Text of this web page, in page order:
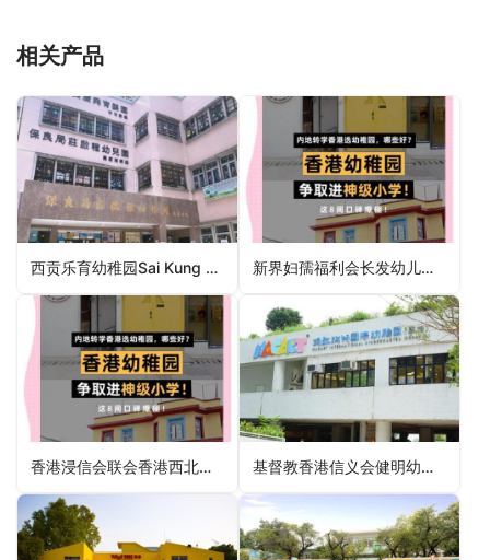
相关产品
西贡乐育幼稚园Sai Kung Lok-Yuk Kindergarten（西贡区幼稚园） 新界妇孺福利会长发幼儿学校NTW & JWA Ltd Cheung Fat Nursery School（葵青区幼稚园）
香港浸信会联会香港西北扶轮社幼稚园Baptist Convention of HK RCHK Northwest Kindergarten（西贡区幼稚园） 基督教香港信义会健明幼儿学校ELCHK Kin Ming Nursery School（西贡区幼稚园）